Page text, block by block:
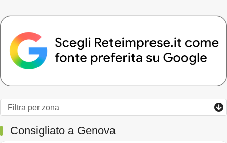
Consigliato a Genova